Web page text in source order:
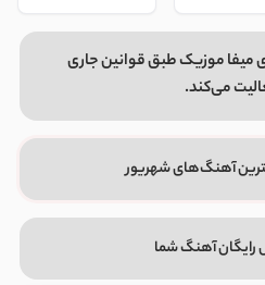
میفا موزیک طبق قوانین جاری
می‌کند.
آهنگ‌های شهریور
آهنگ شما